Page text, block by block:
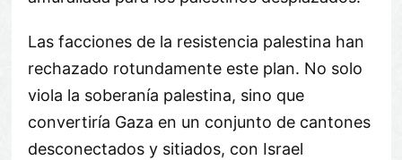
Las facciones de la resistencia palestina han
rechazado rotundamente este plan. No solo
viola la soberanía palestina, sino que
convertiría Gaza en un conjunto de cantones
desconectados y sitiados, con Israel